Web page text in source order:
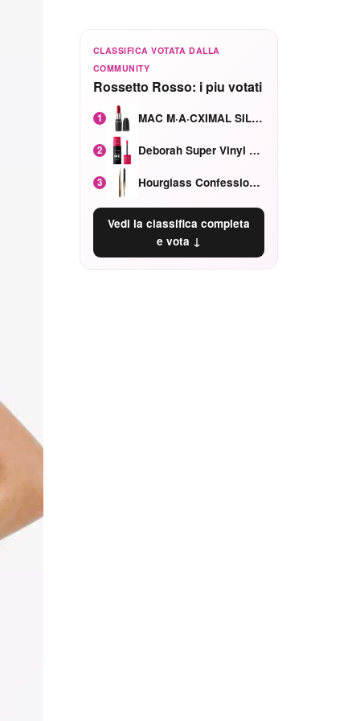
CLASSIFICA VOTATA DALLA
COMMUNITY
Rossetto Rosso: i piu votati
1 MAC M·A·CXIMAL SILKY MATTE Red Rock mat
2 Deborah Super Vinyl Shake Rosa Ciliegia
3 Hourglass Confession Ricaricabile Ultra Preciso Ad Alta Intensità Secretly Classic Red
Vedi la classifica completa
e vota ↓